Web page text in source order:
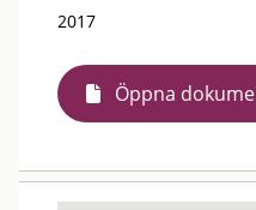
2017
Öppna